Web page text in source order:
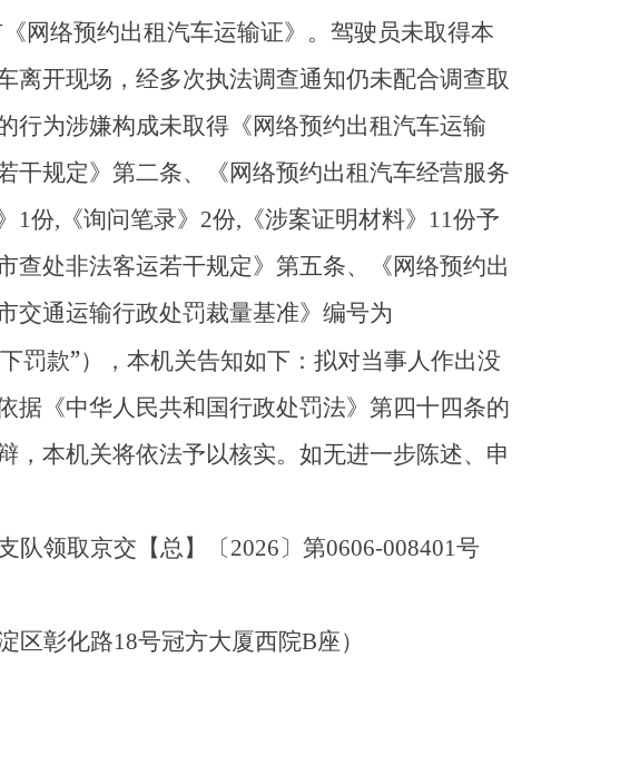
网络预约出租汽车运输证》。驾驶员未取得本
离开现场，经多次执法调查通知仍未配合调查取
行为涉嫌构成未取得《网络预约出租汽车运输
干规定》第二条、《网络预约出租汽车经营服务
份,《询问笔录》2份,《涉案证明材料》11份予
查处非法客运若干规定》第五条、《网络预约出
交通运输行政处罚裁量基准》编号为
罚款”），本机关告知如下：拟对当事人作出没
据《中华人民共和国行政处罚法》第四十四条的
，本机关将依法予以核实。如无进一步陈述、申
领取京交【总】〔2026〕第0606-008401号
彰化路18号冠方大厦西院B座）